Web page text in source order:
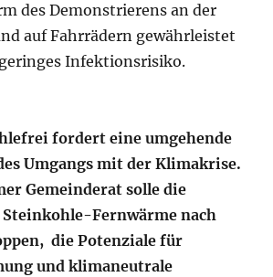
des Demonstrierens an der
auf Fahrrädern gewährleistet
Infektionsrisiko.
fordert eine umgehende
Umgangs mit der Klimakrise.
Gemeinderat solle die
Fernwärme nach
die Potenziale für
und klimaneutrale